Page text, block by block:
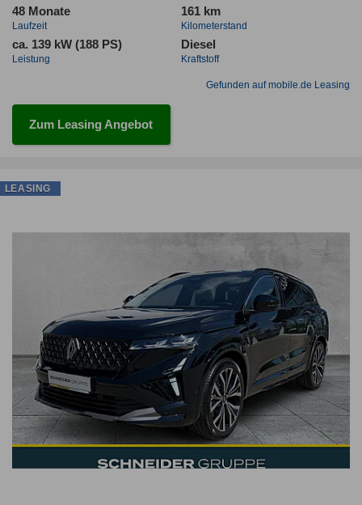
48 Monate
Laufzeit
161 km
Kilometerstand
ca. 139 kW (188 PS)
Leistung
Diesel
Kraftstoff
Gefunden auf mobile.de Leasing
Zum Leasing Angebot
LEASING